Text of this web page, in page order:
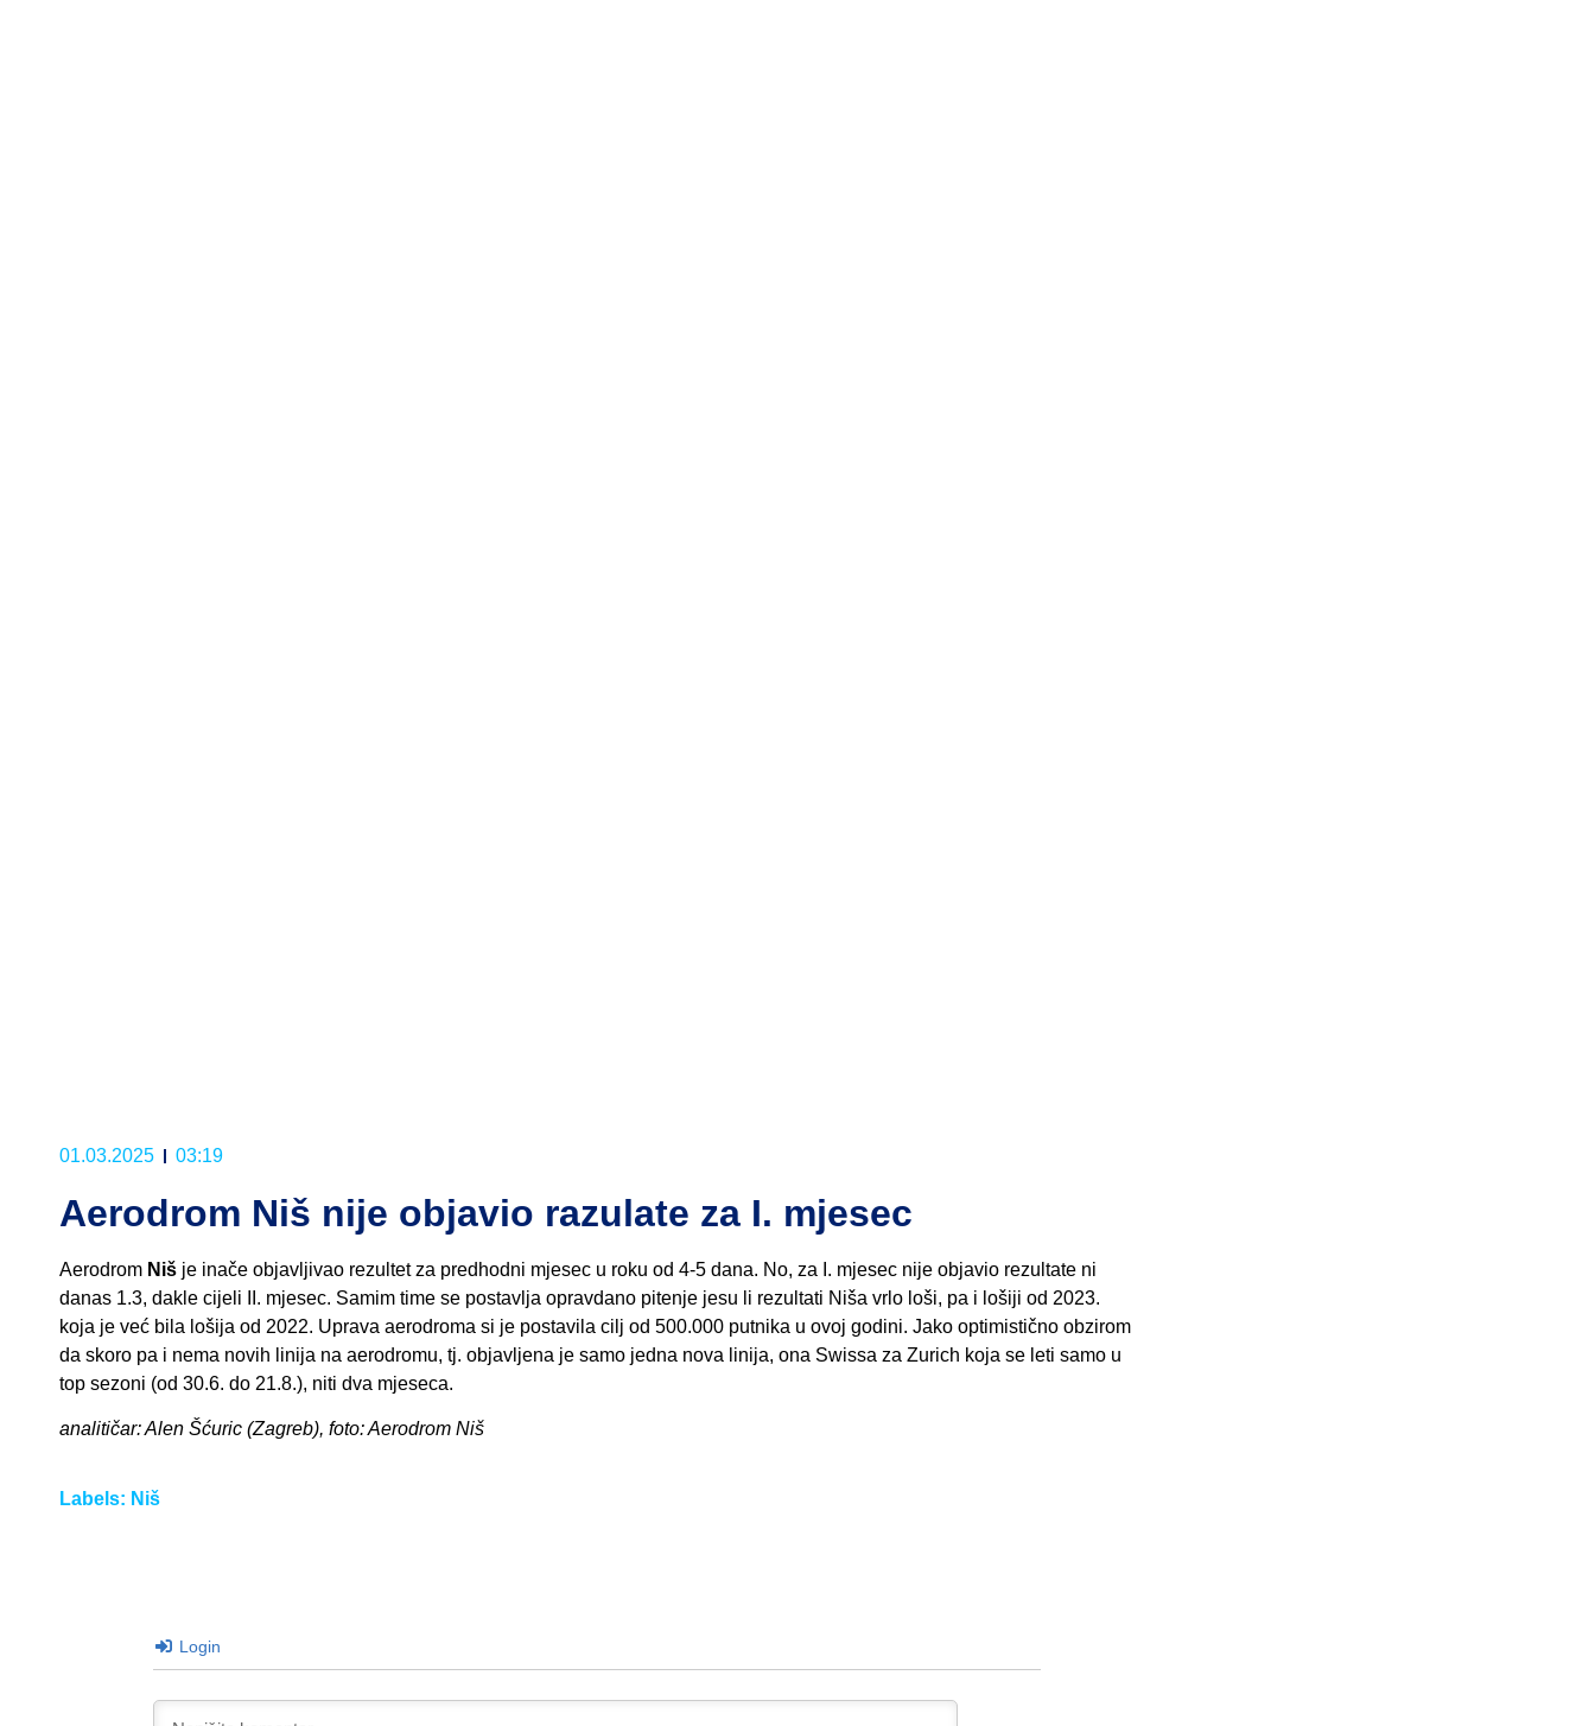
01.03.2025 03:19
Aerodrom Niš nije objavio razulate za I. mjesec
Aerodrom Niš je inače objavljivao rezultet za predhodni mjesec u roku od 4-5 dana. No, za I. mjesec nije objavio rezultate ni
danas 1.3, dakle cijeli II. mjesec. Samim time se postavlja opravdano pitenje jesu li rezultati Niša vrlo loši, pa i lošiji od 2023.
koja je već bila lošija od 2022. Uprava aerodroma si je postavila cilj od 500.000 putnika u ovoj godini. Jako optimistično obzirom
da skoro pa i nema novih linija na aerodromu, tj. objavljena je samo jedna nova linija, ona Swissa za Zurich koja se leti samo u
top sezoni (od 30.6. do 21.8.), niti dva mjeseca.
analitičar: Alen Šćuric (Zagreb), foto: Aerodrom Niš
Labels: Niš
Login